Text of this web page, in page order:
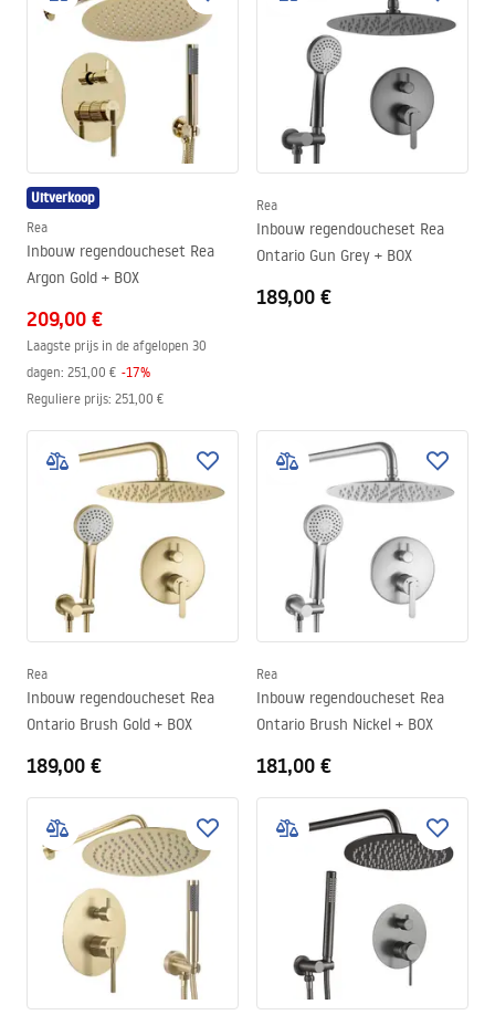
Uitverkoop
Rea
Inbouw regendoucheset Rea
Argon Gold + BOX
209,00 €
Laagste prijs in de afgelopen 30
dagen: 251,00 € -17%
Reguliere prijs: 251,00 €
Rea
Inbouw regendoucheset Rea
Ontario Gun Grey + BOX
189,00 €
Rea
Inbouw regendoucheset Rea
Ontario Brush Gold + BOX
189,00 €
Rea
Inbouw regendoucheset Rea
Ontario Brush Nickel + BOX
181,00 €